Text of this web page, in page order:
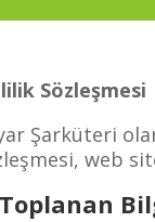
Sözleşmesi
Şarküteri
web